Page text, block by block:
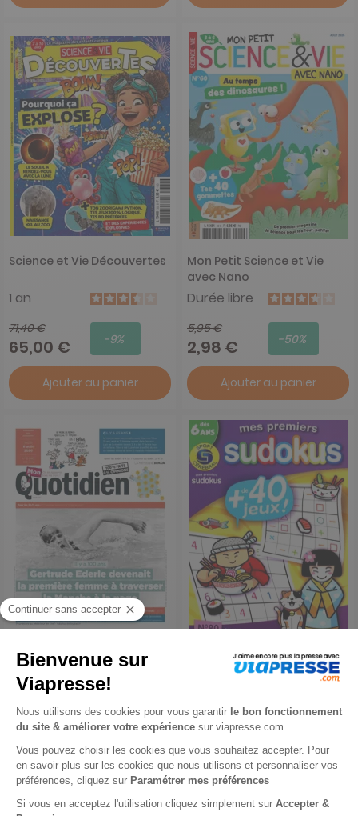
Science et Vie Découvertes
1 an
71,40 €
65,00 € -9%
Ajouter au panier
Mon Petit Science et Vie
avec Nano
Durée libre
5,95 €
2,98 € -50%
Ajouter au panier
Mon Quotidien
9 mois
157,50 €
-5%
Ajouter au panier
Mes Premiers Sudokus
15,80 €
11,90 € -25%
Ajouter au panier